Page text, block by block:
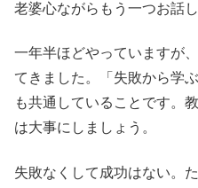
老婆心ながらもう一つお話し
一年半ほどやっていますが
てきました。「失敗から学
も共通していることです。
は大事にしましょう。
失敗なくして成功はない。